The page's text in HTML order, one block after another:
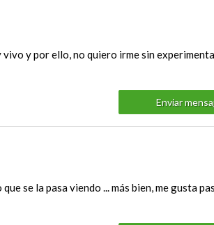
y por ello, no quiero irme sin
Enviar
se la pasa viendo ... más bien, me gusta